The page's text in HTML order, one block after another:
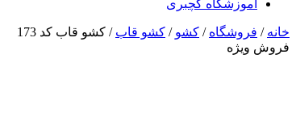
آموزشگاه گچبری
خانه / فروشگاه / کشو / کشو قاب / کشو قاب کد 173
فروش ویژه